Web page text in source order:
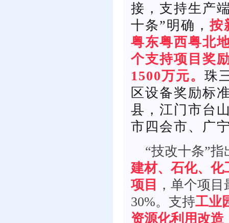
接，支持生产
十条”明确， 按
粤东粤西粤北
个支持项目奖
1500万元。 珠
区设备奖励标
县，江门市台
市四会市、广
“技改十条”
建材、石化、
项目
，单个项
30%。支持工业
资源化利用改造